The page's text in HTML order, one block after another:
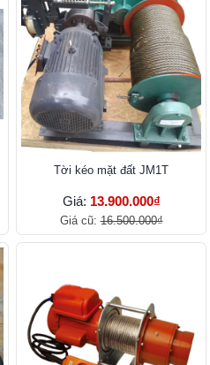
Tời kéo mặt đất JM1T
Giá: 13.900.000₫
Giá cũ:16.500.000₫